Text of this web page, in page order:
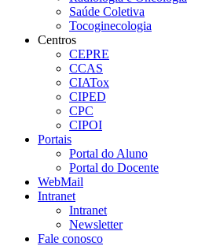
Saúde Coletiva
Tocoginecologia
Centros
CEPRE
CCAS
CIATox
CIPED
CPC
CIPOI
Portais
Portal do Aluno
Portal do Docente
WebMail
Intranet
Intranet
Newsletter
Fale conosco